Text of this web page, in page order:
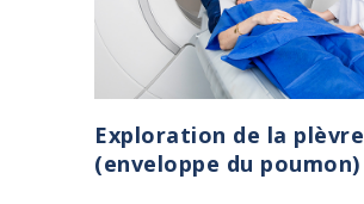
Exploration de la plèvre
(enveloppe du poumon)